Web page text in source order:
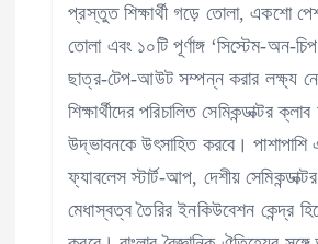
প্রস্তুত শিক্ষার্থী গড়ে তোলা, একশো
তোলা এবং ১০টি পূর্ণাঙ্গ ‘সিস্টেম-অন-
ছাত্র-টেপ-আউট সম্পন্ন করার লক্ষ্য
শিক্ষার্থীদের পরিচালিত সেমিকন্ডাক্টর
উদ্ভাবনকে উৎসাহিত করবে। পাশাপাশি
ফ্যাবলেস স্টার্ট-আপ, দেশীয়
মেধাস্বত্ব তৈরির ইনকিউবেশন কেন্দ্র